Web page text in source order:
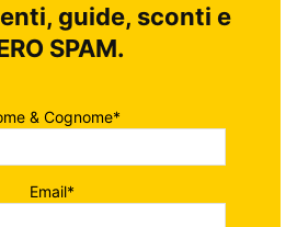
guide, sconti e
SPAM.
& Cognome*
Email*